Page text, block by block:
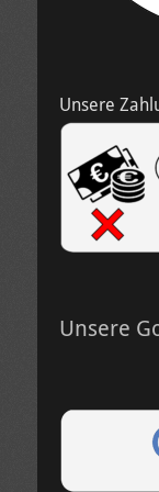
Unsere
Unsere